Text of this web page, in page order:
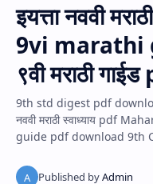
इयत्ता नववी
9vi marathi
९वी मराठी
9th std digest pdf
नववी मराठी स्वाध्याय pdf
guide pdf download 9th